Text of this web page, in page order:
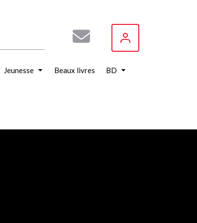
Jeunesse Beaux livres BD